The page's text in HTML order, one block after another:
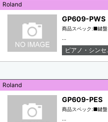
Roland
GP609-PWS
商品スペック:■鍵
...
ピアノ・シンセ
Roland
GP609-PES
商品スペック:■鍵
...